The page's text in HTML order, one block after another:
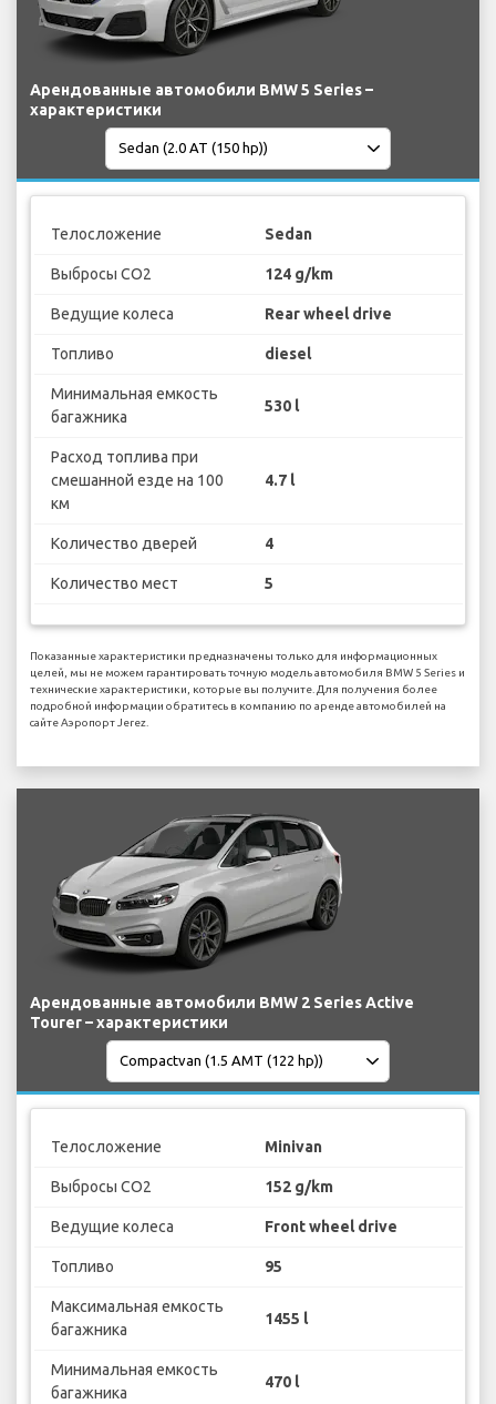
Арендованные автомобили BMW 5 Series –
характеристики
Телосложение Sedan
Выбросы CO2 124 g/km
Ведущие колеса Rear wheel drive
Топливо diesel
Минимальная емкость
багажника
530 l
Расход топлива при
смешанной езде на 100
км
4.7 l
Количество дверей 4
Количество мест 5
Показанные характеристики предназначены только для информационных
целей, мы не можем гарантировать точную модель автомобиля BMW 5 Series и
технические характеристики, которые вы получите. Для получения более
подробной информации обратитесь в компанию по аренде автомобилей на
сайте Аэропорт Jerez.
Арендованные автомобили BMW 2 Series Active
Tourer – характеристики
Телосложение Minivan
Выбросы CO2 152 g/km
Ведущие колеса Front wheel drive
Топливо 95
Максимальная емкость
багажника
1455 l
Минимальная емкость
багажника
470 l